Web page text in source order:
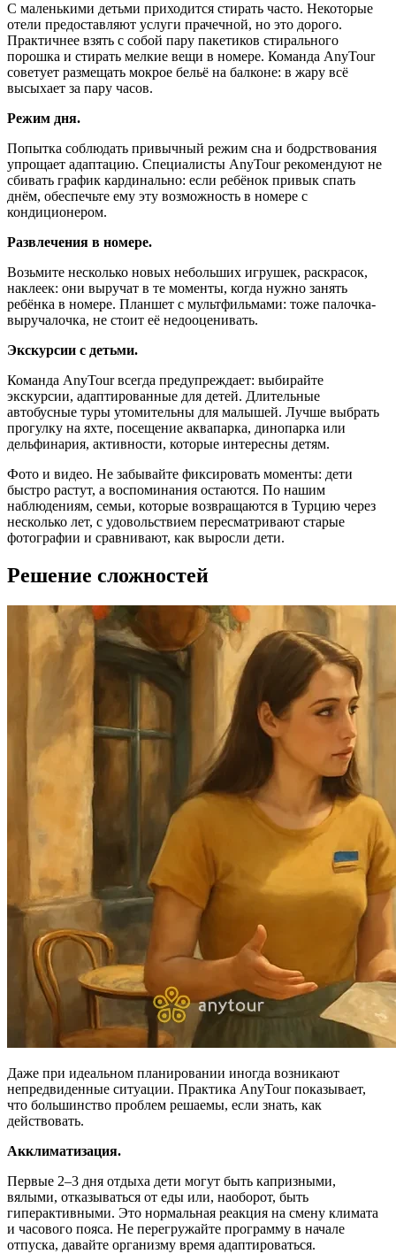
С маленькими детьми приходится стирать часто. Некоторые
отели предоставляют услуги прачечной, но это дорого.
Практичнее взять с собой пару пакетиков стирального
порошка и стирать мелкие вещи в номере. Команда AnyTour
советует размещать мокрое бельё на балконе: в жару всё
высыхает за пару часов.
Режим дня.
Попытка соблюдать привычный режим сна и бодрствования
упрощает адаптацию. Специалисты AnyTour рекомендуют не
сбивать график кардинально: если ребёнок привык спать
днём, обеспечьте ему эту возможность в номере с
кондиционером.
Развлечения в номере.
Возьмите несколько новых небольших игрушек, раскрасок,
наклеек: они выручат в те моменты, когда нужно занять
ребёнка в номере. Планшет с мультфильмами: тоже палочка-
выручалочка, не стоит её недооценивать.
Экскурсии с детьми.
Команда AnyTour всегда предупреждает: выбирайте
экскурсии, адаптированные для детей. Длительные
автобусные туры утомительны для малышей. Лучше выбрать
прогулку на яхте, посещение аквапарка, динопарка или
дельфинария, активности, которые интересны детям.
Фото и видео. Не забывайте фиксировать моменты: дети
быстро растут, а воспоминания остаются. По нашим
наблюдениям, семьи, которые возвращаются в Турцию через
несколько лет, с удовольствием пересматривают старые
фотографии и сравнивают, как выросли дети.
Решение сложностей
Даже при идеальном планировании иногда возникают
непредвиденные ситуации. Практика AnyTour показывает,
что большинство проблем решаемы, если знать, как
действовать.
Акклиматизация.
Первые 2–3 дня отдыха дети могут быть капризными,
вялыми, отказываться от еды или, наоборот, быть
гиперактивными. Это нормальная реакция на смену климата
и часового пояса. Не перегружайте программу в начале
отпуска, давайте организму время адаптироваться.